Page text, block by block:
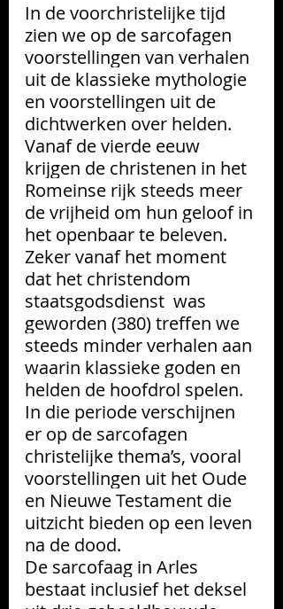
In de voorchristelijke tijd
zien we op de sarcofagen
voorstellingen van verhalen
uit de klassieke mythologie
en voorstellingen uit de
dichtwerken over helden.
Vanaf de vierde eeuw
krijgen de christenen in het
Romeinse rijk steeds meer
de vrijheid om hun geloof in
het openbaar te beleven.
Zeker vanaf het moment
dat het christendom
staatsgodsdienst  was
geworden (380) treffen we
steeds minder verhalen aan
waarin klassieke goden en
helden de hoofdrol spelen.
In die periode verschijnen
er op de sarcofagen
christelijke thema’s, vooral
voorstellingen uit het Oude
en Nieuwe Testament die
uitzicht bieden op een leven
na de dood.
De sarcofaag in Arles
bestaat inclusief het deksel